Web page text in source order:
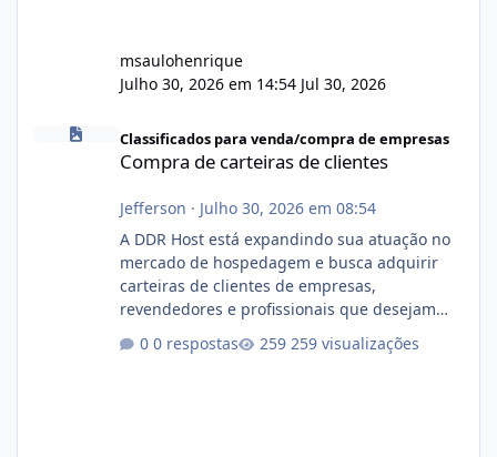
msaulohenrique
Julho 30, 2026 em 14:54 Jul 30, 2026
Classificados para venda/compra de empresas
Compra de carteiras de clientes
Jefferson · Julho 30, 2026 em 08:54
A DDR Host está expandindo sua atuação no
mercado de hospedagem e busca adquirir
carteiras de clientes de empresas,
revendedores e profissionais que desejam
operação. Se você possui clientes ativos de
0 respostas 259 visualizações